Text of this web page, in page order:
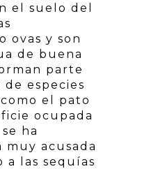
el suelo del
ovas y son
de buena
parte
especies
el pato
ocupada
ha
acusada
a las sequías